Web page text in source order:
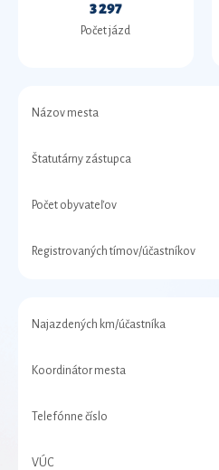
3 297
Počet jázd
Názov mesta
Štatutárny zástupca
Počet obyvateľov
Registrovaných tímov/účastníkov
Najazdených km/účastníka
Koordinátor mesta
Telefónne číslo
VÚC